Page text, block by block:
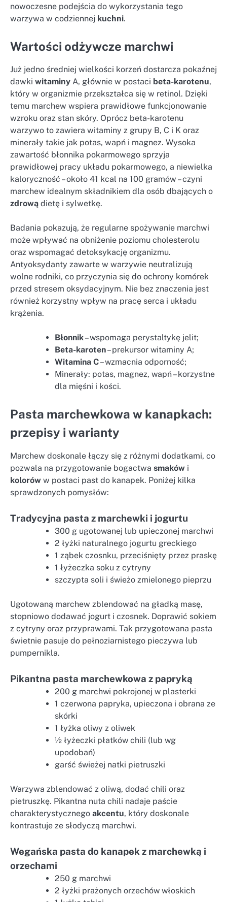
nowoczesne podejścia do wykorzystania tego
warzywa w codziennej kuchni.
Wartości odżywcze marchwi
Już jedno średniej wielkości korzeń dostarcza pokaźnej
dawki witaminy A, głównie w postaci beta-karotenu,
który w organizmie przekształca się w retinol. Dzięki
temu marchew wspiera prawidłowe funkcjonowanie
wzroku oraz stan skóry. Oprócz beta-karotenu
warzywo to zawiera witaminy z grupy B, C i K oraz
minerały takie jak potas, wapń i magnez. Wysoka
zawartość błonnika pokarmowego sprzyja
prawidłowej pracy układu pokarmowego, a niewielka
kaloryczność – około 41 kcal na 100 gramów – czyni
marchew idealnym składnikiem dla osób dbających o
zdrową dietę i sylwetkę.
Badania pokazują, że regularne spożywanie marchwi
może wpływać na obniżenie poziomu cholesterolu
oraz wspomagać detoksykację organizmu.
Antyoksydanty zawarte w warzywie neutralizują
wolne rodniki, co przyczynia się do ochrony komórek
przed stresem oksydacyjnym. Nie bez znaczenia jest
również korzystny wpływ na pracę serca i układu
krążenia.
Błonnik– wspomaga perystaltykę jelit;
Beta-karoten– prekursor witaminy A;
Witamina C– wzmacnia odporność;
Minerały: potas, magnez, wapń – korzystne
dla mięśni i kości.
Pasta marchewkowa w kanapkach:
przepisy i warianty
Marchew doskonale łączy się z różnymi dodatkami, co
pozwala na przygotowanie bogactwa smaków i
kolorów w postaci past do kanapek. Poniżej kilka
sprawdzonych pomysłów:
Tradycyjna pasta z marchewki i jogurtu
300 g ugotowanej lub upieczonej marchwi
2 łyżki naturalnego jogurtu greckiego
1 ząbek czosnku, przeciśnięty przez praskę
1 łyżeczka soku z cytryny
szczypta soli i świeżo zmielonego pieprzu
Ugotowaną marchew zblendować na gładką masę,
stopniowo dodawać jogurt i czosnek. Doprawić sokiem
z cytryny oraz przyprawami. Tak przygotowana pasta
świetnie pasuje do pełnoziarnistego pieczywa lub
pumpernikla.
Pikantna pasta marchewkowa z papryką
200 g marchwi pokrojonej w plasterki
1 czerwona papryka, upieczona i obrana ze
skórki
1 łyżka oliwy z oliwek
½ łyżeczki płatków chili (lub wg
upodobań)
garść świeżej natki pietruszki
Warzywa zblendować z oliwą, dodać chili oraz
pietruszkę. Pikantna nuta chili nadaje paście
charakterystycznego akcentu, który doskonale
kontrastuje ze słodyczą marchwi.
Wegańska pasta do kanapek z marchewką i
orzechami
250 g marchwi
2 łyżki prażonych orzechów włoskich